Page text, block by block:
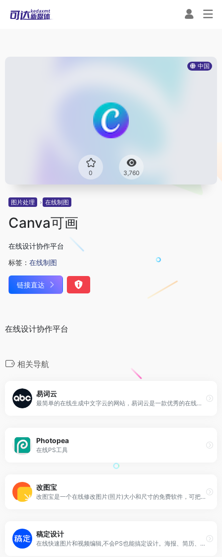
中国
0 3,760
图片处理 在线制图
Canva可画
在线设计协作平台
标签： 在线制图
链接直达
在线设计协作平台
相关导航
易词云
最简单的在线生成中文字云的网站，易词云是一款优秀的在线中文词云生成网站，具有分词功能，内含多种形状模板，不同的配色方案，可供选择
Photopea
在线PS工具
改图宝
改图宝是一个在线修改图片(照片)大小和尺寸的免费软件，可把上传照片调整或裁剪为一寸、两寸等尺寸，并能对图片进行压缩大小、修改分辨率、旋转、转换格式、加水印等编辑；适用于公务员、英语、计算机、会计、护士、建造师等考试入学网上报名照片和社保、签证等证件照片及微信图片的处理；现在就使用改图宝在线修改图片大小和尺寸吧！
稿定设计
在线快速图片和视频编辑,不会PS也能搞定设计。海报、简历、PPT、公众号配图、电商等海量模板快速出图。三秒抠图实用便捷,抖音快手热门视频轻松搞定。海量正版授权资源,商用无忧。